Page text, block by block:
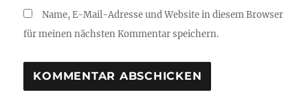
Name, E-Mail-Adresse und Website in diesem Browser
für meinen nächsten Kommentar speichern.